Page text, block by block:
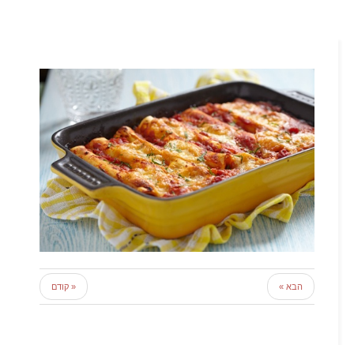
« קודם הבא »